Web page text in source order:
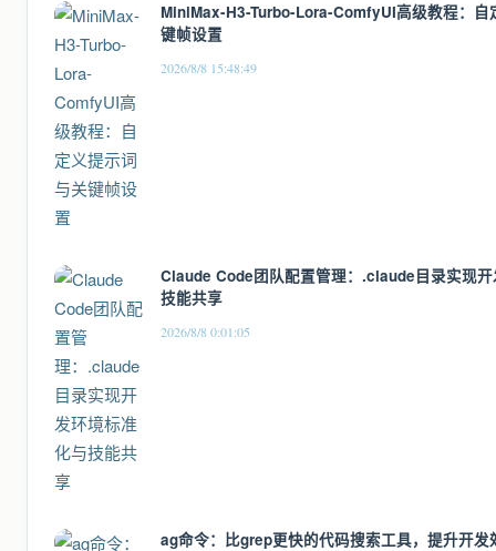
MiniMax-H3-Turbo-Lora-ComfyUI高级教程：自
键帧设置
2026/8/8 15:48:49
Claude Code团队配置管理：.claude目录实现
技能共享
2026/8/8 0:01:05
ag命令：比grep更快的代码搜索工具，提升开发